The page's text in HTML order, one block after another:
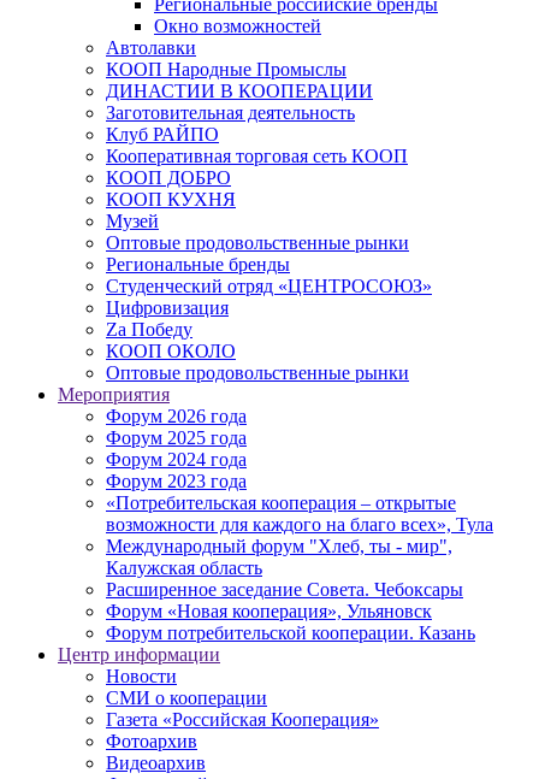
Региональные российские бренды
Окно возможностей
Автолавки
КООП Народные Промыслы
ДИНАСТИИ В КООПЕРАЦИИ
Заготовительная деятельность
Клуб РАЙПО
Кооперативная торговая сеть КООП
КООП ДОБРО
КООП КУХНЯ
Музей
Оптовые продовольственные рынки
Региональные бренды
Студенческий отряд «ЦЕНТРОСОЮЗ»
Цифровизация
Zа Победу
КООП ОКОЛО
Оптовые продовольственные рынки
Мероприятия
Форум 2026 года
Форум 2025 года
Форум 2024 года
Форум 2023 года
«Потребительская кооперация – открытые
возможности для каждого на благо всех», Тула
Международный форум "Хлеб, ты - мир",
Калужская область
Расширенное заседание Совета. Чебоксары
Форум «Новая кооперация», Ульяновск
Форум потребительской кооперации. Казань
Центр информации
Новости
СМИ о кооперации
Газета «Российская Кооперация»
Фотоархив
Видеоархив